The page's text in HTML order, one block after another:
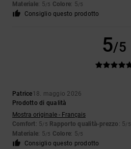
Materiale: 5/5 Colore: 5/5
Consiglio questo prodotto
5/5
Patrice18. maggio 2026
Prodotto di qualità
Mostra originale - Français
Comfort: 5/5 Rapporto qualità-prezzo : 5/5
Materiale: 5/5 Colore: 5/5
Consiglio questo prodotto